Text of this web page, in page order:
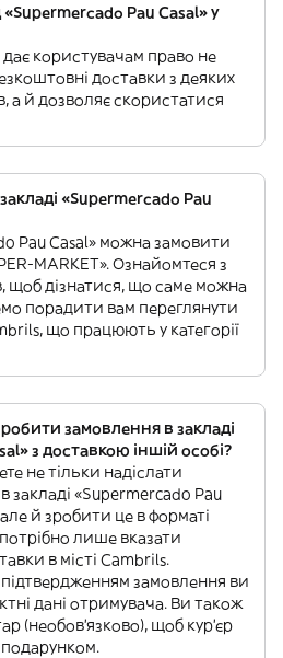
Pau Casal» у
користувачам право не
доставки з деяких
а й дозволяє скористатися
«Supermercado Pau
Pau Casal» можна замовити
MARKET». Ознайомтеся з
щоб дізнатися, що саме можна
порадити вам переглянути
що працюють у категорії
замовлення в закладі
з доставкою іншій особі?
не тільки надіслати
закладі «Supermercado Pau
й зробити це в форматі
лише вказати
в місті Cambrils.
замовлення ви
дані отримувача. Ви також
(необов'язково), щоб кур'єр